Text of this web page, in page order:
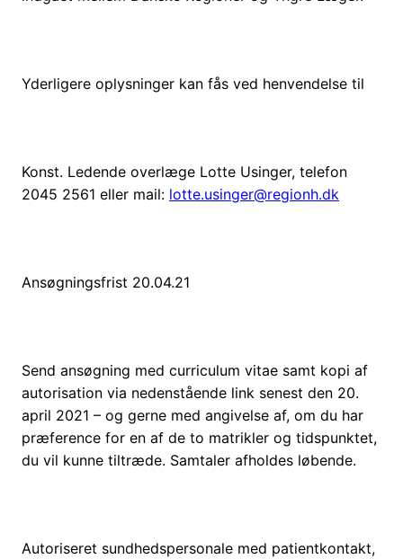
Yderligere oplysninger kan fås ved henvendelse til
Konst. Ledende overlæge Lotte Usinger, telefon
2045 2561 eller mail: lotte.usinger@regionh.dk
Ansøgningsfrist 20.04.21
Send ansøgning med curriculum vitae samt kopi af
autorisation via nedenstående link senest den 20.
april 2021 – og gerne med angivelse af, om du har
præference for en af de to matrikler og tidspunktet,
du vil kunne tiltræde. Samtaler afholdes løbende.
Autoriseret sundhedspersonale med patientkontakt,